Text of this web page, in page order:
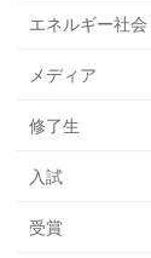
エネルギー社
メディア
修了生
入試
受賞